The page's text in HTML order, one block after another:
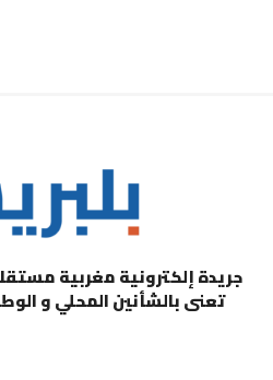
جريدة إلكترونية مغربية
تعنى بالشأنين المحلي و